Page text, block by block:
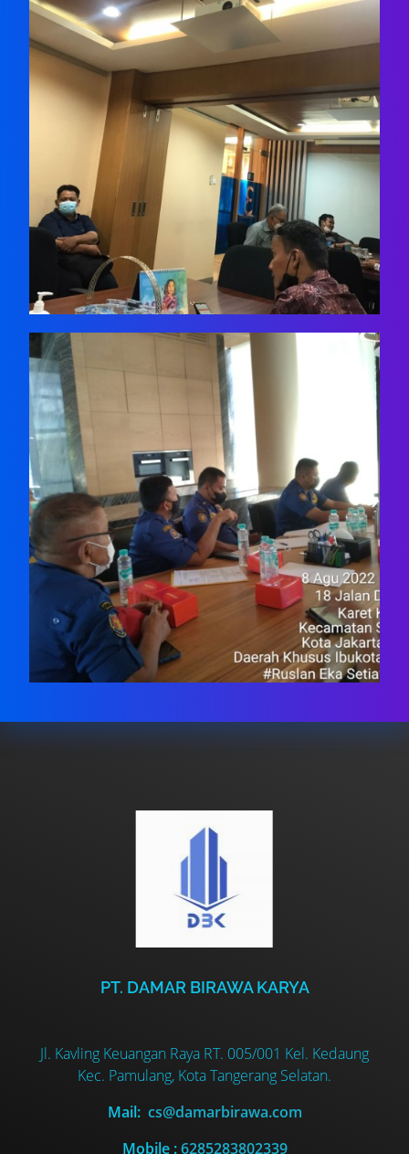
PT. DAMAR BIRAWA KARYA
Jl. Kavling Keuangan Raya RT. 005/001 Kel. Kedaung
Kec. Pamulang, Kota Tangerang Selatan.
Mail: cs@damarbirawa.com
Mobile :6285283802339